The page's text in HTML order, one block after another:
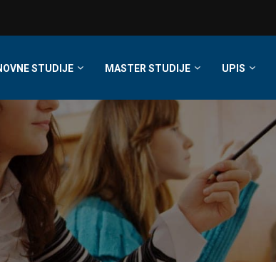
STUDIJE MASTER STUDIJE UPIS